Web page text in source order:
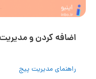
اضافه کردن و مدیریت
راهنمای مدیریت پیج